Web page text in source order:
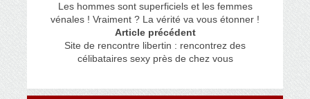
Les hommes sont superficiels et les femmes
vénales ! Vraiment ? La vérité va vous étonner !
Article précédent
Site de rencontre libertin : rencontrez des
célibataires sexy près de chez vous